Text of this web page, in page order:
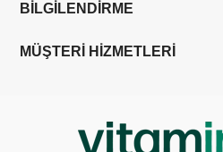
BİLGİLENDİRME
MÜŞTERİ HİZMETLERİ